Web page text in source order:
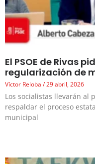
El PSOE de Rivas
regularización de
Víctor Reloba 29 abril, 2026
Los socialistas llevarán al
respaldar el proceso
municipal